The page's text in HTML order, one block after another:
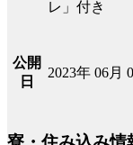
レ」付き
公開
日
2023年 06月